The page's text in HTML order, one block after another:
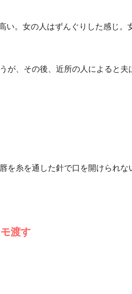
い。女の人はずんぐりした感じ。
が、その後、近所の人によると夫
を糸を通した針で口を開けられな
渡す